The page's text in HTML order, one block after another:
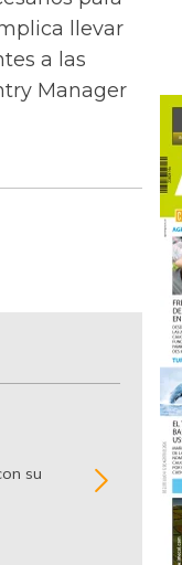
llevar
a las
Manager
su